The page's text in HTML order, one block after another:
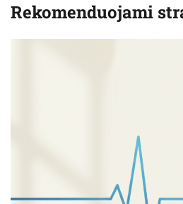
Rekomenduojami